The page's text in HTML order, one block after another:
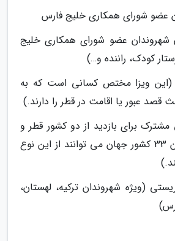
عضو شورای همکاری خلیج فارس
شهروندان عضو شورای همکاری خلیج
کودک، راننده و…)
(این ویزا مختص کسانی است که به
قصد عبور یا اقامت در قطر را دارند.)
مشترک برای بازدید از دو کشور قطر و
عمان (شهروندان 33 کشور جهان می توانند از این نوع
(ویژه شهروندان ترکیه، لهستان،